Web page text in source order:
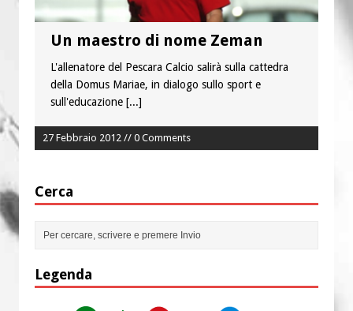
vita”
Un maestro di nome Zeman
L'allenatore del Pescara Calcio salirà sulla cattedra
della Domus Mariae, in dialogo sullo sport e
sull'educazione [...]
27 Febbraio 2012 // 0 Comments
Cerca
Legenda